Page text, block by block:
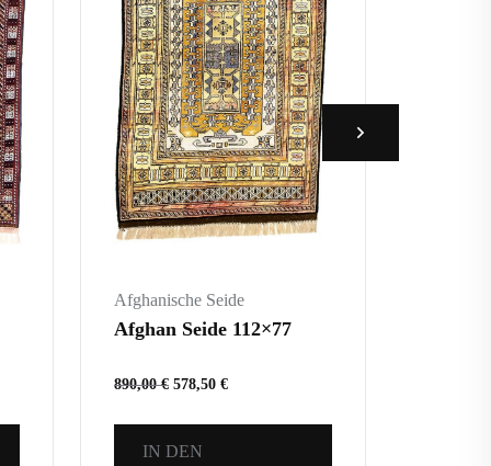
Afghanische Seide
Afghan Seide 112×77
890,00€ 578,50 €
IN DEN